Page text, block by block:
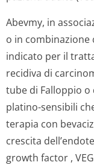
Abevmy, in
o in combinazione
indicato per il
recidiva di
tube di Falloppio
platino-sensibili
terapia con
crescita
growth factor ,